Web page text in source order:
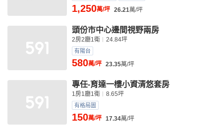
1,250萬/坪 26.21萬/坪
頭份市中心邊間視野兩房
2房2廳1衛 24.84坪
有陽台
580萬/坪 23.35萬/坪
專任-育達一樓小資清悠套房
1房1廳1衛 8.65坪
有格局圖
150萬/坪 17.34萬/坪